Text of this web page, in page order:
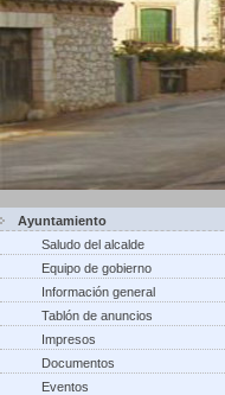
Ayuntamiento
Saludo del alcalde
Equipo de gobierno
Información general
Tablón de anuncios
Impresos
Documentos
Eventos